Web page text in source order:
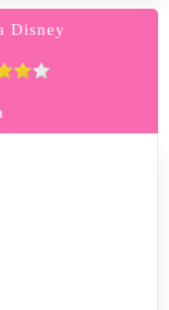
Disney